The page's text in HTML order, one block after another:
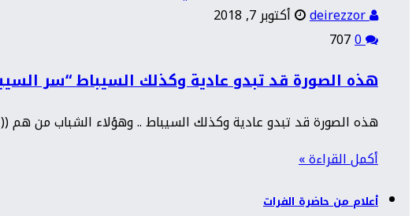
deirezzor
أكتوبر 7, 2018
0
هذه الصورة قد تبدو عادية وكذلك السيباط “سر
هذه الصورة قد تبدو عادية وكذلك السيباط .. وهؤلاء الشباب من هم
أكمل القراءة »
أعلام من حاضرة الفرات